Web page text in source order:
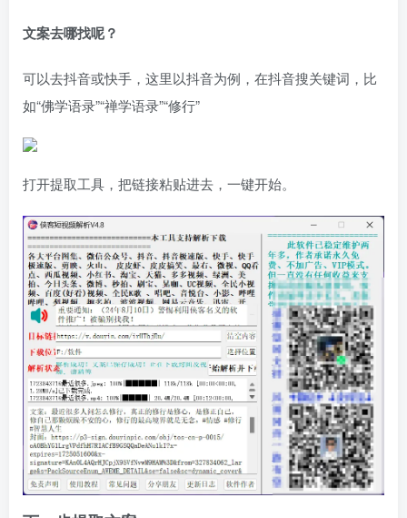
文案去哪找呢？
可以去抖音或快手，这里以抖音为例，在抖音搜关键词，比
如“佛学语录”“禅学语录”“修行”
打开提取工具，把链接粘贴进去，一键开始。